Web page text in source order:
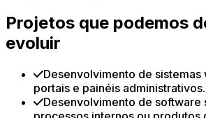
Projetos que podemos
evoluir
Desenvolvimento de
portais e painéis administrativos.
Desenvolvimento de software